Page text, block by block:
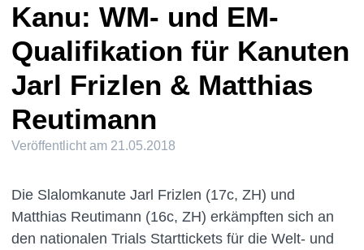
Kanu: WM- und EM-
Qualifikation für Kanuten
Jarl Frizlen & Matthias
Reutimann
Veröffentlicht am 21.05.2018
Die Slalomkanute Jarl Frizlen (17c, ZH) und
Matthias Reutimann (16c, ZH) erkämpften sich an
den nationalen Trials Starttickets für die Welt- und